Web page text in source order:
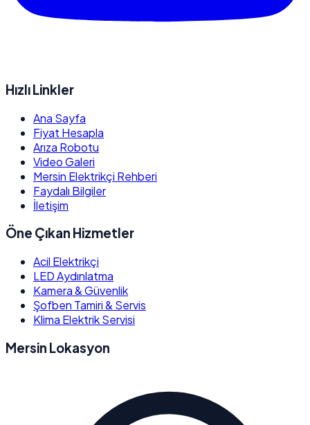
Hızlı Linkler
Ana Sayfa
Fiyat Hesapla
Arıza Robotu
Video Galeri
Mersin Elektrikçi Rehberi
Faydalı Bilgiler
İletişim
Öne Çıkan Hizmetler
Acil Elektrikçi
LED Aydınlatma
Kamera & Güvenlik
Şofben Tamiri & Servis
Klima Elektrik Servisi
Mersin Lokasyon